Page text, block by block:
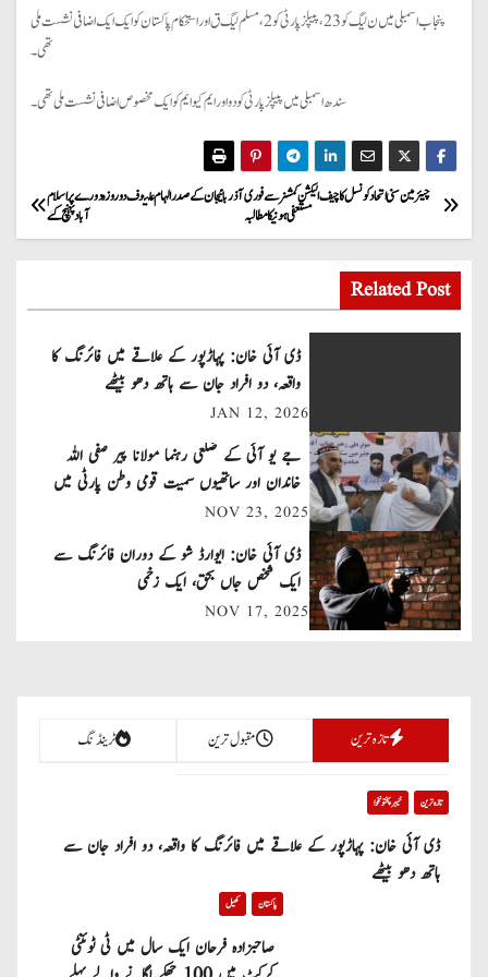
پنجاب اسمبلی میں ن لیگ کو 23، پیپلز پارٹی کو 2، مسلم لیگ ق اور استحکام پاکستان کو ایک ایک اضافی نشست ملی
تھی۔
سندھ اسمبلی میں پیپلز پارٹی کو دو اور ایم کیو ایم کو ایک مخصوص اضافی نشست ملی تھی۔
P
o
s
t
a
v
i
g
a
o
n
آذربائیجان کے صدر الہام علیوف دو روزہ دورے پر اسلام
آباد پہنچ گئے
چیئرمین سنی اتحاد کونسل کا چیف الیکشن کمشنر سے فوری
مستعفی ہونیکا مطالبہ
Related Post
ڈی آئی خان: پہاڑپور کے علاقے میں فائرنگ کا
واقعہ، دو افراد جان سے ہاتھ دھو بیٹھے
JAN 12, 2026
جے یو آئی کے ضلعی رہنما مولانا پیر صفی اللہ
خاندان اور ساتھیوں سمیت قومی وطن پارٹی میں
شامل
NOV 23, 2025
ڈی آئی خان: ایوارڈ شو کے دوران فائرنگ سے
ایک شخص جاں بحق، ایک زخمی
NOV 17, 2025
تازہ ترین مقبول ترین ٹرینڈنگ
تازہ ترین خیبر پختونخوا
ڈی آئی خان: پہاڑپور کے علاقے میں فائرنگ کا واقعہ، دو افراد جان سے
ہاتھ دھو بیٹھے
پاکستان کھیل
صاحبزادہ فرحان ایک سال میں ٹی ٹوئنٹی